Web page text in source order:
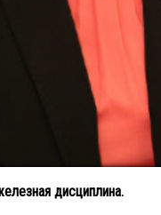
дисциплина.